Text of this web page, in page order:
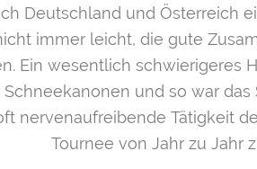
Deutschland und Österreich
immer leicht, die gute
Ein wesentlich schwierigeres
und so war
nervenaufreibende Tätigkeit
Tournee von Jahr zu Jahr